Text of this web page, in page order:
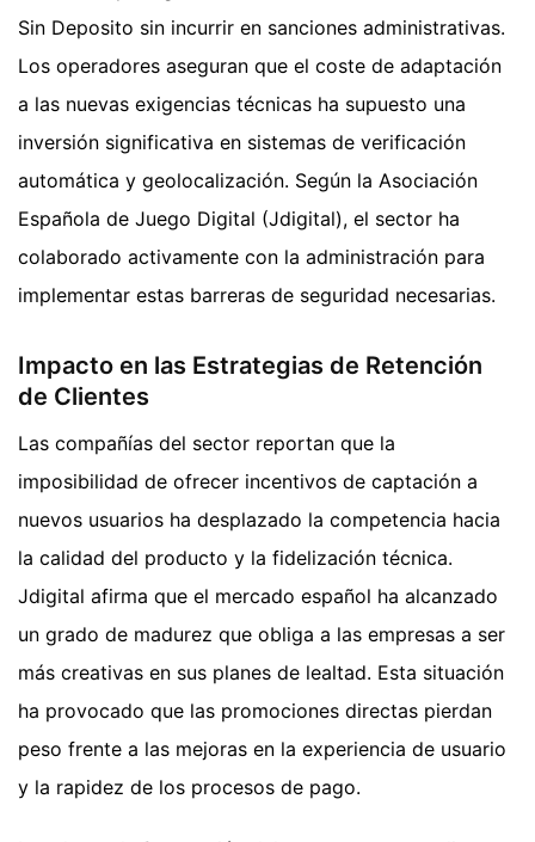
Sin Deposito sin incurrir en sanciones administrativas.
Los operadores aseguran que el coste de adaptación
a las nuevas exigencias técnicas ha supuesto una
inversión significativa en sistemas de verificación
automática y geolocalización. Según la Asociación
Española de Juego Digital (Jdigital), el sector ha
colaborado activamente con la administración para
implementar estas barreras de seguridad necesarias.
Impacto en las Estrategias de Retención
de Clientes
Las compañías del sector reportan que la
imposibilidad de ofrecer incentivos de captación a
nuevos usuarios ha desplazado la competencia hacia
la calidad del producto y la fidelización técnica.
Jdigital afirma que el mercado español ha alcanzado
un grado de madurez que obliga a las empresas a ser
más creativas en sus planes de lealtad. Esta situación
ha provocado que las promociones directas pierdan
peso frente a las mejoras en la experiencia de usuario
y la rapidez de los procesos de pago.